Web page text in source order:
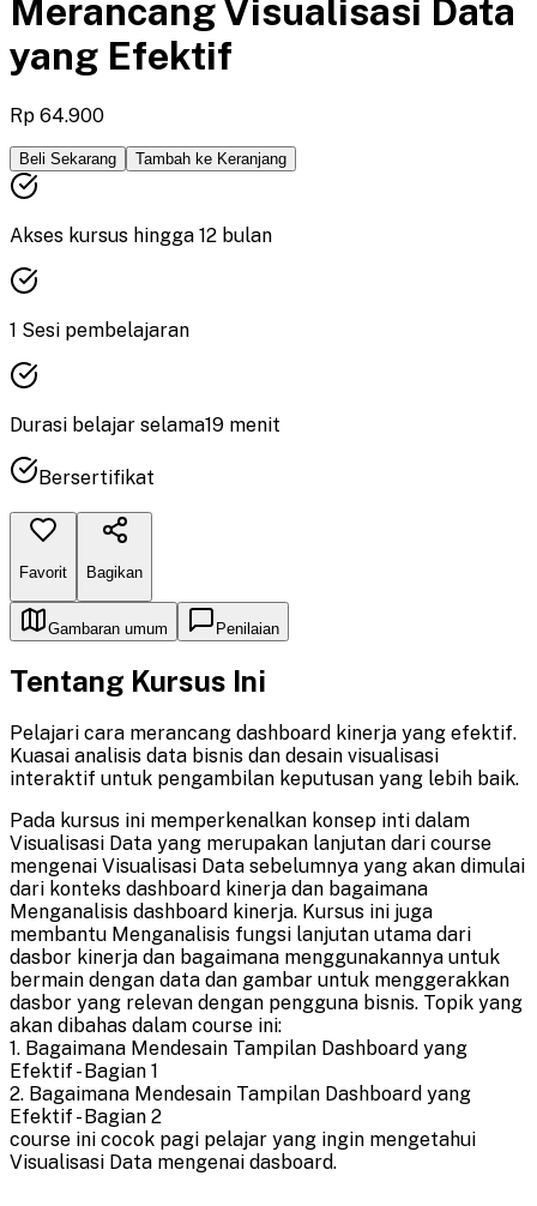
Merancang Visualisasi Data
yang Efektif
Rp 64.900
Beli Sekarang Tambah ke Keranjang
Akses kursus hingga 12 bulan
1 Sesi pembelajaran
Durasi belajar selama19 menit
Bersertifikat
Favorit Bagikan
Gambaran umum Penilaian
Tentang Kursus Ini
Pelajari cara merancang dashboard kinerja yang efektif.
Kuasai analisis data bisnis dan desain visualisasi
interaktif untuk pengambilan keputusan yang lebih baik.
Pada kursus ini memperkenalkan konsep inti dalam
Visualisasi Data yang merupakan lanjutan dari course
mengenai Visualisasi Data sebelumnya yang akan dimulai
dari konteks dashboard kinerja dan bagaimana
Menganalisis dashboard kinerja. Kursus ini juga
membantu Menganalisis fungsi lanjutan utama dari
dasbor kinerja dan bagaimana menggunakannya untuk
bermain dengan data dan gambar untuk menggerakkan
dasbor yang relevan dengan pengguna bisnis. Topik yang
akan dibahas dalam course ini:
1. Bagaimana Mendesain Tampilan Dashboard yang
Efektif - Bagian 1
2. Bagaimana Mendesain Tampilan Dashboard yang
Efektif - Bagian 2
course ini cocok pagi pelajar yang ingin mengetahui
Visualisasi Data mengenai dasboard.